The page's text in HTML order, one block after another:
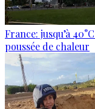
France: jusqu’à
poussée de chaleur